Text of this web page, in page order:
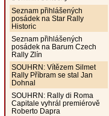
Seznam přihlášených
posádek na Star Rally
Historic
Seznam přihlášených
posádek na Barum Czech
Rally Zlín
SOUHRN: Vítězem Silmet
Rally Příbram se stal Jan
Dohnal
SOUHRN: Rally di Roma
Capitale vyhrál premiérově
Roberto Dapra